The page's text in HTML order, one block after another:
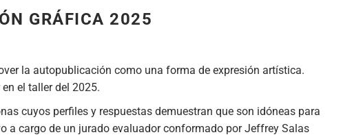
GRÁFICA 2025
la autopublicación como una forma de expresión artística.
el taller del 2025.
cuyos perfiles y respuestas demuestran que son idóneas para
a cargo de un jurado evaluador conformado por Jeffrey Salas